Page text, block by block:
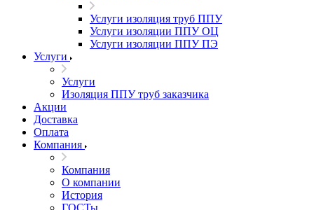
Услуги изоляция труб ППУ
Услуги изоляции ППУ ОЦ
Услуги изоляции ППУ ПЭ
Услуги
Услуги
Изоляция ППУ труб заказчика
Акции
Доставка
Оплата
Компания
Компания
О компании
История
ГОСТы